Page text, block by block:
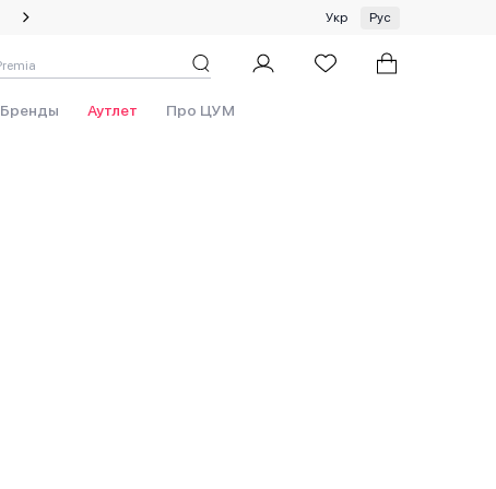
Специальное предложение на одежду и платки ЦУМ by GUNIA
Укр Рус
Бренды Аутлет Про ЦУМ